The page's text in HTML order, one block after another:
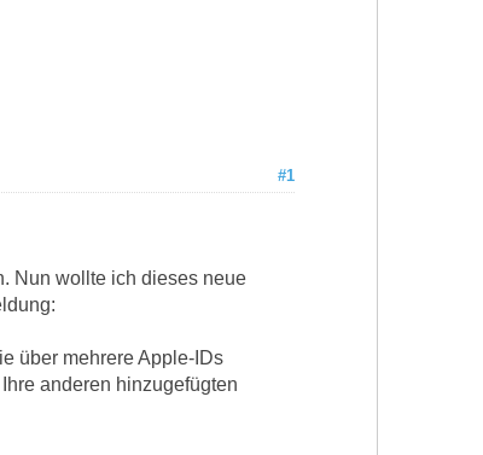
#1
Nun wollte ich dieses neue
über mehrere Apple-IDs
anderen hinzugefügten